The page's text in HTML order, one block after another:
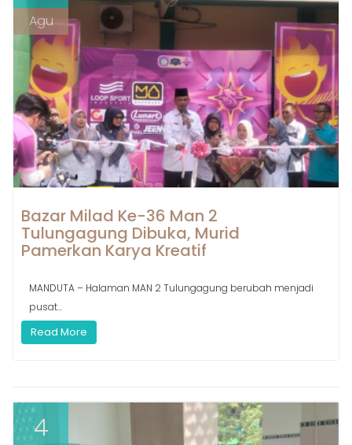
Agu
Bazar Milad Ke-36 Man 2
Tulungagung Dibuka, Murid
Pamerkan Karya Kreatif
MANDUTA – Halaman MAN 2 Tulungagung berubah menjadi
pusat...
Read More
4